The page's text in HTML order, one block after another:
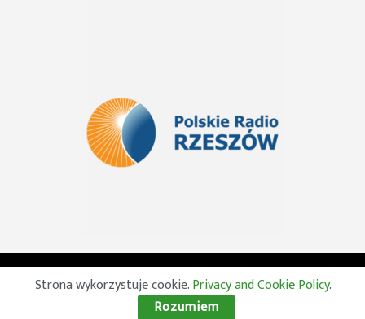
© 2026 Wszelkie prawa zastrzeżone. Radio Lublin S.A. w
likwidacji
Strona wykorzystuje cookie.Privacy and Cookie Policy.
Rozumiem